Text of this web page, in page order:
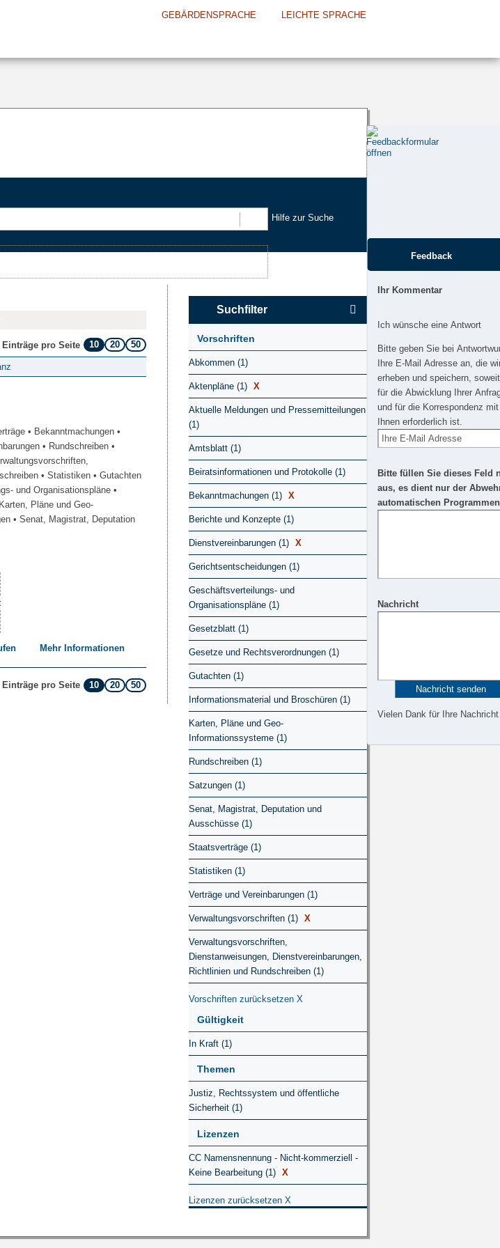
GEBÄRDENSPRACHE LEICHTE SPRACHE
Hilfe zur Suche
Einträge pro Seite 10 20 50
• Bekanntmachungen •
• Rundschreiben •
• Statistiken • Gutachten
und Organisationspläne •
Pläne und Geo-
• Senat, Magistrat, Deputation
Mehr Informationen
Einträge pro Seite 10 20 50
Suchfilter
Vorschriften
Abkommen (1)
Aktenpläne (1) X
Aktuelle Meldungen und Pressemitteilungen
(1)
Amtsblatt (1)
Beiratsinformationen und Protokolle (1)
Bekanntmachungen (1) X
Berichte und Konzepte (1)
Dienstvereinbarungen (1) X
Gerichtsentscheidungen (1)
Geschäftsverteilungs- und
Organisationspläne (1)
Gesetzblatt (1)
Gesetze und Rechtsverordnungen (1)
Gutachten (1)
Informationsmaterial und Broschüren (1)
Karten, Pläne und Geo-
Informationssysteme (1)
Rundschreiben (1)
Satzungen (1)
Senat, Magistrat, Deputation und
Ausschüsse (1)
Staatsverträge (1)
Statistiken (1)
Verträge und Vereinbarungen (1)
Verwaltungsvorschriften (1) X
Verwaltungsvorschriften,
Dienstanweisungen, Dienstvereinbarungen,
Richtlinien und Rundschreiben (1)
Vorschriften zurücksetzen X
Gültigkeit
In Kraft (1)
Themen
Justiz, Rechtssystem und öffentliche
Sicherheit (1)
Lizenzen
CC Namensnennung - Nicht-kommerziell -
Keine Bearbeitung (1) X
Lizenzen zurücksetzen X
Feedback
Ihr Kommentar
Ich wünsche eine Antwort
Bitte geben Sie bei
Ihre E-Mail Adresse an, die
erheben und speichern,
für die Abwicklung Ihrer
und für die Korrespondenz mit
Ihnen erforderlich ist.
Bitte füllen Sie dieses Feld
aus, es dient nur der
automatischen
Nachricht
Vielen Dank für Ihre Nachricht